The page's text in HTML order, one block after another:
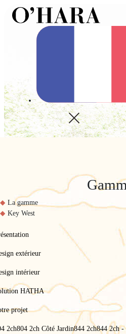
La gamme
Key West
extérieur
intérieur
HATHA
projet
2ch804 2ch Côté Jardin844 2ch844 2ch -